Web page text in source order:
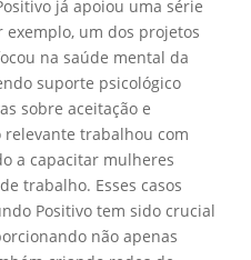
já apoiou uma série
um dos projetos
na saúde mental da
suporte psicológico
sobre aceitação e
trabalhou com
a capacitar mulheres
trabalho. Esses casos
Positivo tem sido crucial
não apenas